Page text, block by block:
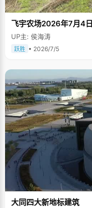
飞宇农场2026年7月4日
UP主: 侯海涛
跃胜 • 2026/7/5
大同四大新地标建筑